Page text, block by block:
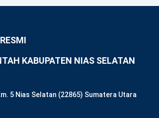
KABUPATEN NIAS SELATAN
5 Nias Selatan (22865) Sumatera Utara